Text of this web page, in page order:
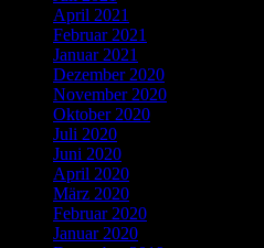
April 2021
Februar 2021
Januar 2021
Dezember 2020
November 2020
Oktober 2020
Juli 2020
Juni 2020
April 2020
März 2020
Februar 2020
Januar 2020